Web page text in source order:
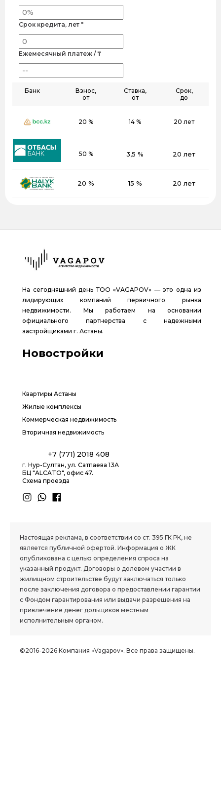
Срок кредита, лет *
Ежемесячный платеж / ₸
Банк
Взнос,
от
Ставка,
от
Срок,
до
20 % 14 % 20 лет
50 % 3,5 % 20 лет
20 % 15 % 20 лет
На сегодняшний день ТОО «VAGAPOV» — это одна из
лидирующих компаний первичного рынка
недвижимости. Мы работаем на основании
официального партнерства с надежными
застройщиками г. Астаны.
Новостройки
Квартиры Астаны
Жилые комплексы
Коммерческая недвижимость
Вторичная недвижимость
+7 (771) 2018 408
г. Нур-Султан, ул. Сатпаева 13А
БЦ "ALCATO", офис 47.
Схема проезда
Настоящая реклама, в соответствии со ст. 395 ГК РК, не
является публичной офертой. Информация о ЖК
опубликована с целью определения спроса на
указанный продукт. Договоры о долевом участии в
жилищном строительстве будут заключаться только
после заключения договора о предоставлении гарантии
с Фондом гарантирования или выдачи разрешения на
привлечение денег дольщиков местным
исполнительным органом.
©2016-2026 Компания «Vagapov». Все права защищены.